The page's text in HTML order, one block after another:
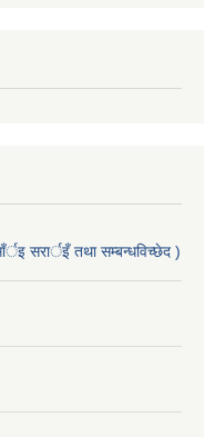
सरार्इँ तथा सम्बन्धविच्छेद )